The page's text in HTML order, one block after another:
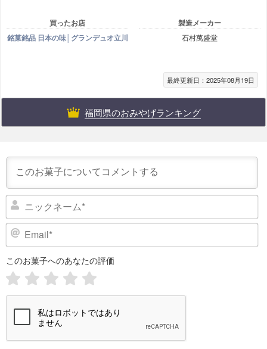
買ったお店
銘菓銘品 日本の味│グランデュオ立川
製造メーカー
石村萬盛堂
最終更新日：2025年08月19日
福岡県のおみやげランキング
ニ
ク
E
このお菓子へのあなたの評価